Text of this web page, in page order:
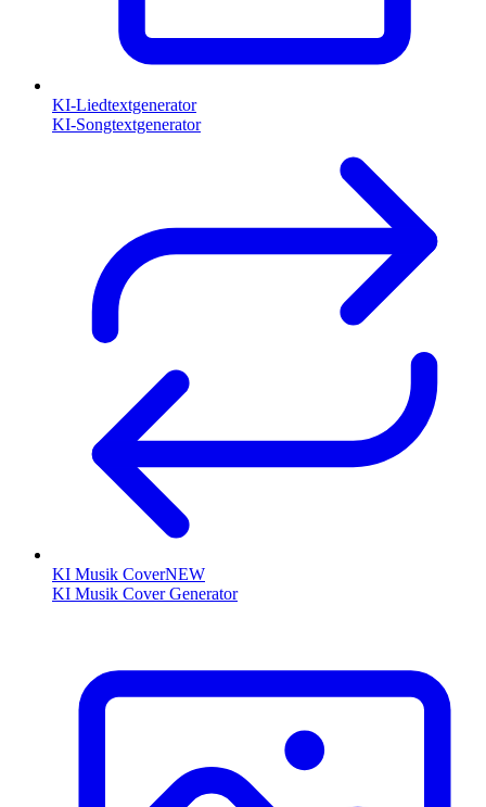
KI-Liedtextgenerator
KI-Songtextgenerator
KI Musik CoverNEW
KI Musik Cover Generator